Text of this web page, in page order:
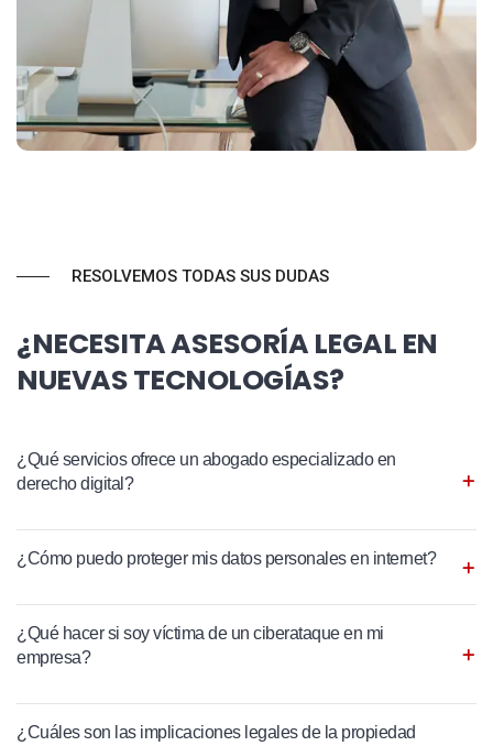
RESOLVEMOS TODAS SUS DUDAS
¿NECESITA ASESORÍA LEGAL EN
NUEVAS TECNOLOGÍAS?
¿Qué servicios ofrece un abogado especializado en
derecho digital?
¿Cómo puedo proteger mis datos personales en internet?
¿Qué hacer si soy víctima de un ciberataque en mi
empresa?
¿Cuáles son las implicaciones legales de la propiedad